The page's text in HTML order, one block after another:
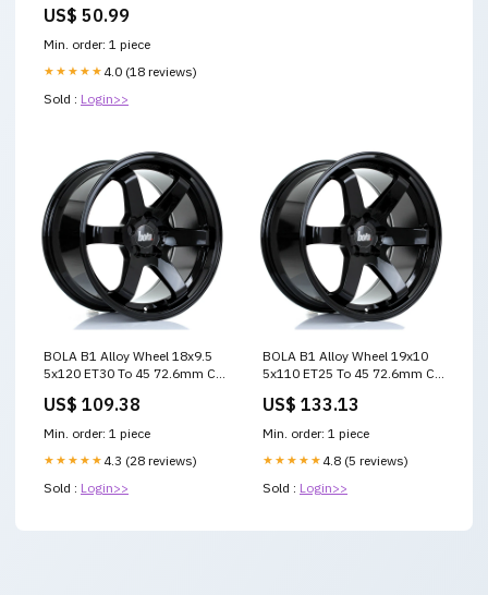
US$ 50.99
Min. order: 1 piece
★★★★★ 4.0 (18 reviews)
Sold : Login>>
BOLA B1 Alloy Wheel 18x9.5
5x120 ET30 To 45 72.6mm CB
US$ 109.38
Min. order: 1 piece
★★★★★ 4.3 (28 reviews)
Sold : Login>>
BOLA B1 Alloy Wheel 19x10
5x110 ET25 To 45 72.6mm CB
US$ 133.13
Min. order: 1 piece
★★★★★ 4.8 (5 reviews)
Sold : Login>>